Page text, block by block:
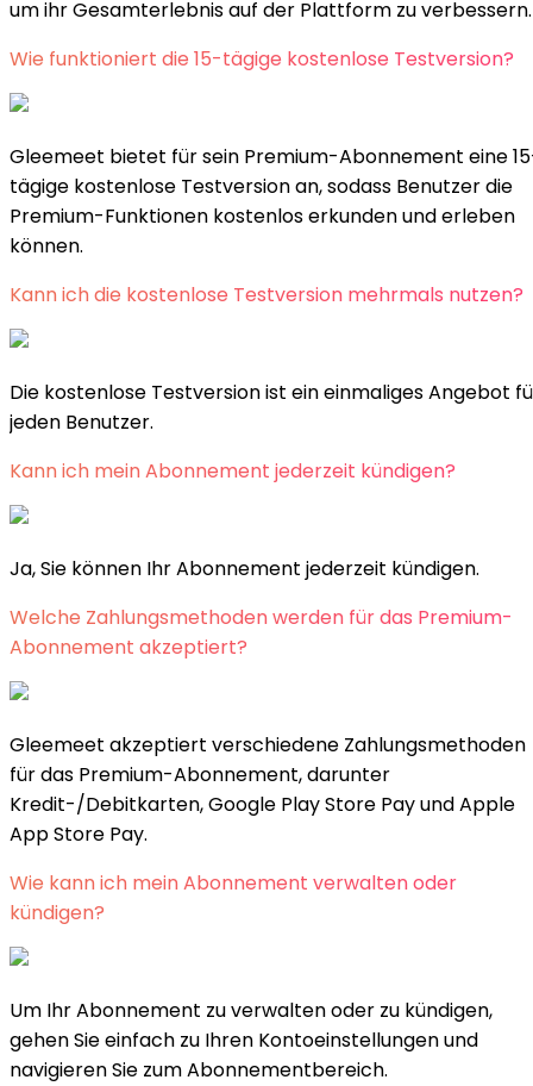
um ihr Gesamterlebnis auf der Plattform zu verbessern.
Wie funktioniert die 15-tägige kostenlose Testversion?
Gleemeet bietet für sein Premium-Abonnement eine
tägige kostenlose Testversion an, sodass Benutzer die
Premium-Funktionen kostenlos erkunden und erleben
können.
Kann ich die kostenlose Testversion mehrmals nutzen?
Die kostenlose Testversion ist ein einmaliges Angebot
jeden Benutzer.
Kann ich mein Abonnement jederzeit kündigen?
Ja, Sie können Ihr Abonnement jederzeit kündigen.
Welche Zahlungsmethoden werden für das Premium-
Abonnement akzeptiert?
Gleemeet akzeptiert verschiedene Zahlungsmethoden
für das Premium-Abonnement, darunter
Kredit-/Debitkarten, Google Play Store Pay und Apple
App Store Pay.
Wie kann ich mein Abonnement verwalten oder
kündigen?
Um Ihr Abonnement zu verwalten oder zu kündigen,
gehen Sie einfach zu Ihren Kontoeinstellungen und
navigieren Sie zum Abonnementbereich.